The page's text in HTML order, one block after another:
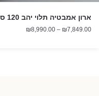
ארון אמבטיה תלוי יהב 120 ס"מ אפוקסי
₪7,849.00
–
₪8,990.00